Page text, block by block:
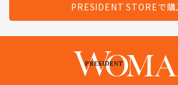
PRESIDENT STOREで購